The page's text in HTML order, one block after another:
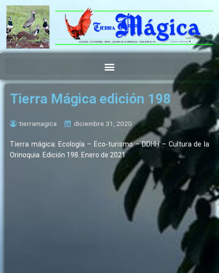
contenido
Tierra Mágica edición 198
tierramagica diciembre 31, 2020
Tierra mágica: Ecología – Eco-turismo – DDHH – Cultura de la
Orinoquia. Edición 198. Enero de 2021